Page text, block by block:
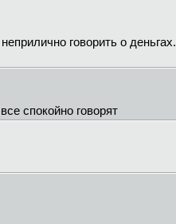
говорить о деньгах.
спокойно говорят